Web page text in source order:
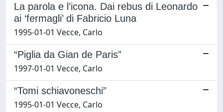
La parola e l’icona. Dai rebus di Leonardo
ai ‘fermagli’ di Fabricio Luna
1995-01-01 Vecce, Carlo
“Piglia da Gian de Paris”
1997-01-01 Vecce, Carlo
“Tomi schiavoneschi”
1995-01-01 Vecce, Carlo